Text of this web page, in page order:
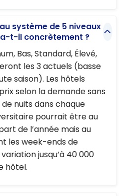
système de 5 niveaux
t-il concrètement ?
Bas, Standard, Élevé,
les 3 actuels (basse
saison). Les hôtels
selon la demande sans
nuits dans chaque
pourrait être au
de l’année mais au
les week-ends de
jusqu’à 40 000
hôtel.